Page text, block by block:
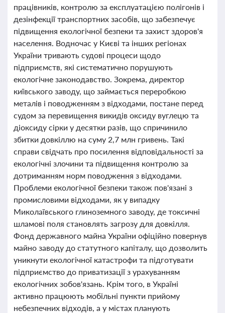
працівників, контролю за експлуатацією полігонів і
дезінфекції транспортних засобів, що забезпечує
підвищення екологічної безпеки та захист здоров'я
населення. Водночас у Києві та інших регіонах
України тривають судові процеси щодо
підприємств, які систематично порушують
екологічне законодавство. Зокрема, директор
київського заводу, що займається переробкою
металів і поводженням з відходами, постане перед
судом за перевищення викидів оксиду вуглецю та
діоксиду сірки у десятки разів, що спричинило
збитки довкіллю на суму 2,7 млн гривень. Такі
справи свідчать про посилення відповідальності за
екологічні злочини та підвищення контролю за
дотриманням норм поводження з відходами.
Проблеми екологічної безпеки також пов'язані з
промисловими відходами, як у випадку
Миколаївського глиноземного заводу, де токсичні
шламові поля становлять загрозу для довкілля.
Фонд державного майна України офіційно повернув
майно заводу до статутного капіталу, що дозволить
уникнути екологічної катастрофи та підготувати
підприємство до приватизації з урахуванням
екологічних зобов'язань. Крім того, в Україні
активно працюють мобільні пункти прийому
небезпечних відходів, а у містах планують